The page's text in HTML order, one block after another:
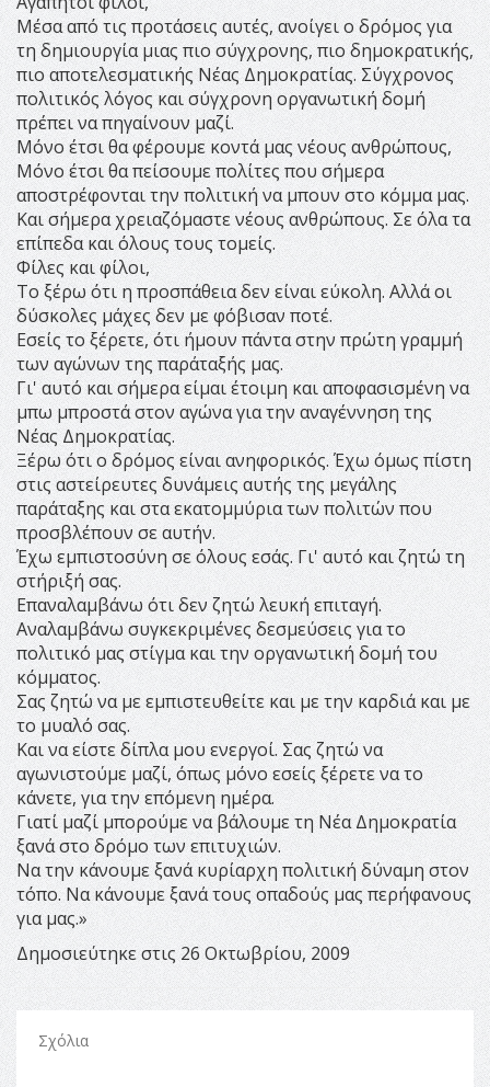
Μέσα από τις προτάσεις αυτές, ανοίγει ο δρόμος για
τη δημιουργία μιας πιο σύγχρονης, πιο δημοκρατικής,
πιο αποτελεσματικής Νέας Δημοκρατίας. Σύγχρονος
πολιτικός λόγος και σύγχρονη οργανωτική δομή
πρέπει να πηγαίνουν μαζί.
Μόνο έτσι θα φέρουμε κοντά μας νέους ανθρώπους,
Μόνο έτσι θα πείσουμε πολίτες που σήμερα
αποστρέφονται την πολιτική να μπουν στο κόμμα μας.
Και σήμερα χρειαζόμαστε νέους ανθρώπους. Σε όλα τα
επίπεδα και όλους τους τομείς.
Φίλες και φίλοι,
Το ξέρω ότι η προσπάθεια δεν είναι εύκολη. Αλλά οι
δύσκολες μάχες δεν με φόβισαν ποτέ.
Εσείς το ξέρετε, ότι ήμουν πάντα στην πρώτη γραμμή
των αγώνων της παράταξής μας.
Γι' αυτό και σήμερα είμαι έτοιμη και αποφασισμένη να
μπω μπροστά στον αγώνα για την αναγέννηση της
Νέας Δημοκρατίας.
Ξέρω ότι ο δρόμος είναι ανηφορικός. Έχω όμως πίστη
στις αστείρευτες δυνάμεις αυτής της μεγάλης
παράταξης και στα εκατομμύρια των πολιτών που
προσβλέπουν σε αυτήν.
Έχω εμπιστοσύνη σε όλους εσάς. Γι' αυτό και ζητώ τη
στήριξή σας.
Επαναλαμβάνω ότι δεν ζητώ λευκή επιταγή.
Αναλαμβάνω συγκεκριμένες δεσμεύσεις για το
πολιτικό μας στίγμα και την οργανωτική δομή του
κόμματος.
Σας ζητώ να με εμπιστευθείτε και με την καρδιά και με
το μυαλό σας.
Και να είστε δίπλα μου ενεργοί. Σας ζητώ να
αγωνιστούμε μαζί, όπως μόνο εσείς ξέρετε να το
κάνετε, για την επόμενη ημέρα.
Γιατί μαζί μπορούμε να βάλουμε τη Νέα Δημοκρατία
ξανά στο δρόμο των επιτυχιών.
Να την κάνουμε ξανά κυρίαρχη πολιτική δύναμη στον
τόπο. Να κάνουμε ξανά τους οπαδούς μας περήφανους
για μας.»
Δημοσιεύτηκε στις 26 Οκτωβρίου, 2009
Σχόλια